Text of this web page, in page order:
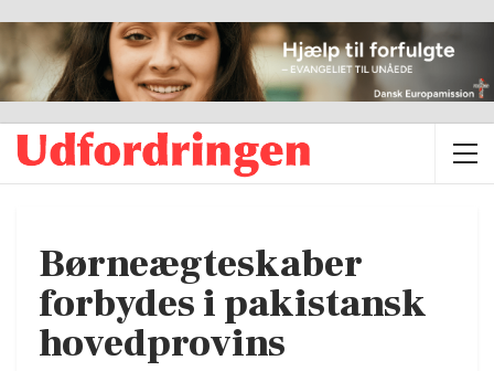
Børneægteskaber
forbydes i pakistansk
hovedprovins